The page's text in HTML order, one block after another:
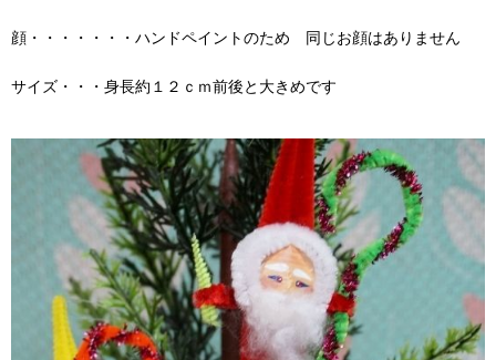
顔・・・・・・・ハンドペイントのため 同じお顔はありません
サイズ・・・身長約１２ｃｍ前後と大きめです